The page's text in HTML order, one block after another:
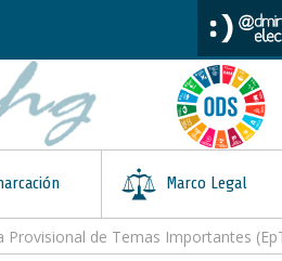
Marco Legal
de Temas Importantes